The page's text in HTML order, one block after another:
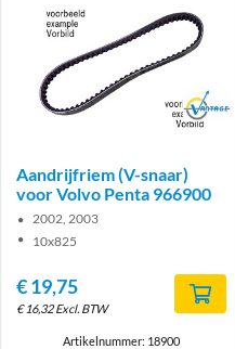
Brand
Aandrijfriem (V-snaar)
voor Volvo Penta 966900
2002, 2003
10x825
€19,75
€16,32 Excl. BTW
Artikelnummer: 18900